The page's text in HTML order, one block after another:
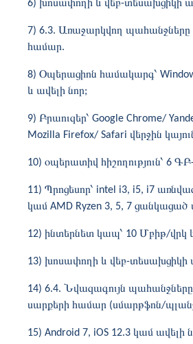
6) խոսափողի և վեբ-տեսախցիկի
7) 6.3. Առաջարկվող
համար.
8) Օպերացիոն համակարգ՝
և ավելի նոր;
9) Բրաուզեր՝ Google Chrome/
Mozilla Firefox/ Safari վերջին
10) օպերատիվ հիշողություն՝ 6
11) Պրոցեսոր՝ intel i3, i5, i7
կամ AMD Ryzen 3, 5, 7 ցանկացած
12) ինտերնետ կապ՝ 10 Մբիթ/վրկ
13) խոսափողի և վեբ-տեսախցիկի
14) 6.4. Նվազագույն
սարքերի համար (սմարթֆոն/
15) Android 7, iOS 12.3 կամ ավելի